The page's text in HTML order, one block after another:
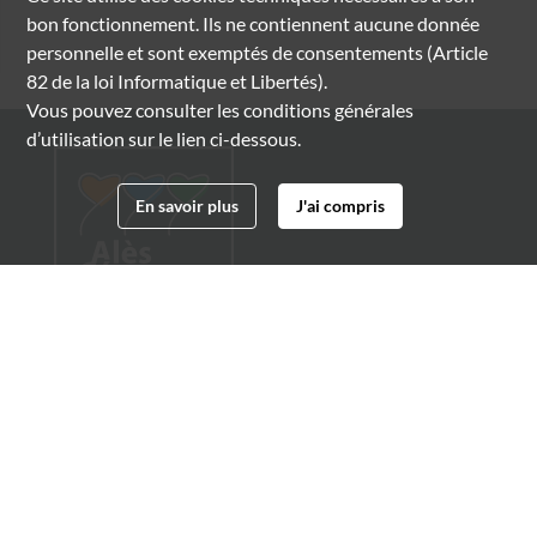
bon fonctionnement. Ils ne contiennent aucune donnée
personnelle et sont exemptés de consentements (Article
82 de la loi Informatique et Libertés).
Vous pouvez consulter les conditions générales
d’utilisation sur le lien ci-dessous.
En savoir plus J'ai compris